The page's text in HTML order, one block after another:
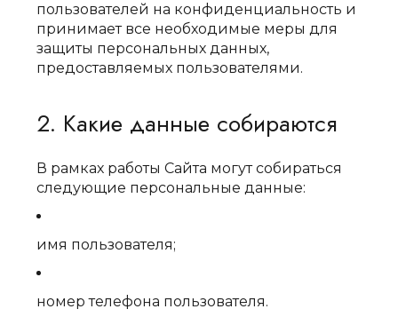
пользователей на конфиденциальность и
принимает все необходимые меры для
защиты персональных данных,
предоставляемых пользователями.
2. Какие данные собираются
В рамках работы Сайта могут собираться
следующие персональные данные:
имя пользователя;
номер телефона пользователя.